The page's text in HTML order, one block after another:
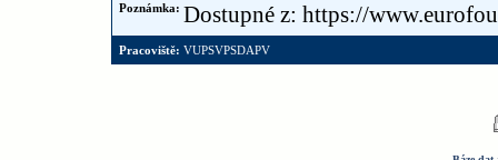
Poznámka: Dostupné z: https://
Pracoviště: VUPSVPSDAPV